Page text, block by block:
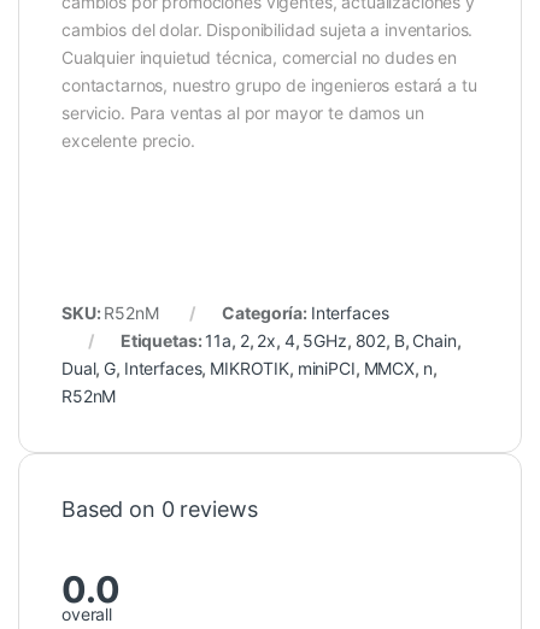
cambios del dolar. Disponibilidad sujeta a inventarios.
Cualquier inquietud técnica, comercial no dudes en
contactarnos, nuestro grupo de ingenieros estará a tu
servicio. Para ventas al por mayor te damos un
excelente precio.
SKU: R52nM Categoría: Interfaces
Etiquetas: 11a, 2, 2x, 4, 5GHz, 802, B, Chain,
Dual, G, Interfaces, MIKROTIK, miniPCI, MMCX, n,
R52nM
Based on 0 reviews
0.0
overall